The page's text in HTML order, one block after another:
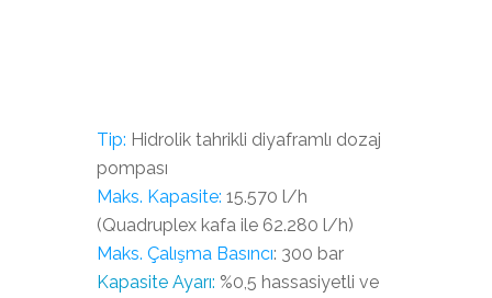
Tip: Hidrolik tahrikli diyaframlı dozaj
pompası
Maks. Kapasite: 15.570 l/h
(Quadruplex kafa ile 62.280 l/h)
Maks. Çalışma Basıncı: 300 bar
Kapasite Ayarı: %0,5 hassasiyetli ve